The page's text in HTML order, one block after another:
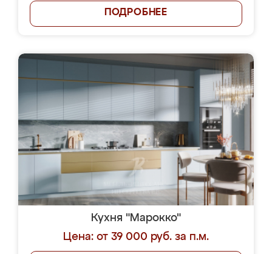
ПОДРОБНЕЕ
Кухня "Марокко"
Цена: от 39 000 руб. за п.м.